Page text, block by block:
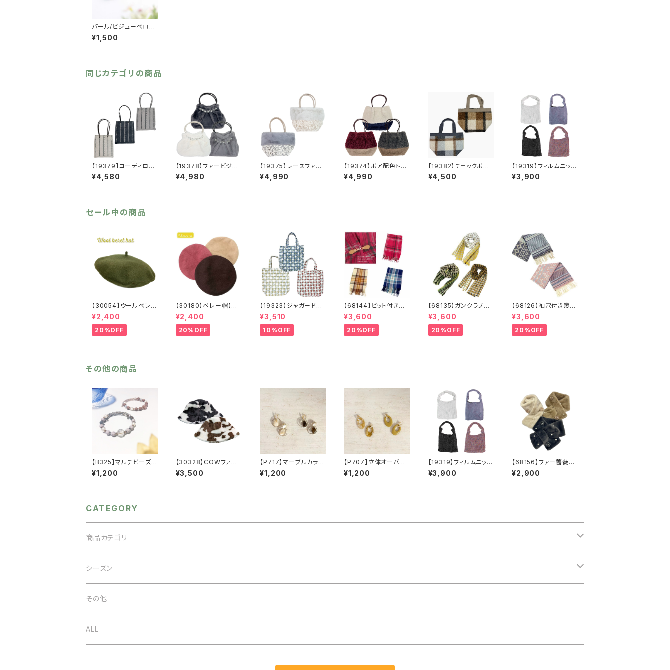
パール/ビジューベロア
カチューシャ【送料無
料】トレンド レトロ
ュー パールカチューシ
ャ ビジューカチューシ
¥1,500
同じカテゴリの商品
【19379】コーディロイ
刺繍トートバッグ【送料
無料】秋冬バッグ 新作
¥4,580
【19378】ファービジュ
ートート【送料無料】秋
冬バッグ 新作
¥4,980
【19375】レースファー
バッグ【送料無料】秋冬
バッグ 新作
¥4,990
【19374】ボア配色トー
ト【送料無料】秋冬バッ
グ 新作
¥4,990
【19382】チェックボア
ファートート【送料無料】
秋冬バッグ 新作
¥4,500
【19319】フィルムニット
バッグ【送料無料】キラキ
ラ グリッター
¥3,900
セール中の商品
【30054】ウールベレー
帽【送料無料】帽子 カ
ーキ グリーン 秋
冬 フェルトベレー レ
トロ 無地 チョボ
¥2,400
20%OFF
【30180】ベレー帽【送
料無料】フレンチ ベー
シック 無地 ベージ
ュ パープル ブラウ
ン シンプル ハット
¥2,400
20%OFF
【19323】ジャガード縦
型トート【送料無料】トレ
ンド トートバッグ ジ
ャガードバッグ ジャガ
ード生地 花柄 グレ
¥3,510
10%OFF
【68144】ビット付きスト
ール【送料無料】チェッ
ク柄 大判ストール
チェックストール アイ
ボリー ベージュ レ
¥3,600
20%OFF
【68135】ガンクラブチ
ェックストール【送料無
料】マフラー 防寒 チ
ェック柄 千鳥柄 千
鳥格子 マスタード
¥3,600
20%OFF
【68126】袖穴付き幾何
学ジャガードストール
【送料無料】袖付きスト
ール ジャガード織
り リバーシブル 幾
¥3,600
20%OFF
その他の商品
【B325】マルチビーズブ
レスレット【送料無料】
¥1,200
【30328】COWファー
バケット 牛柄 ファ
ー 暖かい 防寒 冬
¥3,500
【P717】マーブルカラー
×メタルリングピアス【送
料無料】秋カラー 秋ピ
¥1,200
【P707】立体オーバル
カラーピアス【送料無
料】オーバルモチーフ
クセ
¥1,200
【19319】フィルムニット
バッグ【送料無料】キラキ
ラ グリッター
¥3,900
【68156】ファー薔薇テ
ィペット【送料無料】コサ
ージュ付き パール付
ュ ブラウン グレー
¥2,900
CATEGORY
商品カテゴリ
アクセサリー
ネックレス
イヤリング
バッグ
ベルト
シーズン
オケージョン
春夏
その他
ALL